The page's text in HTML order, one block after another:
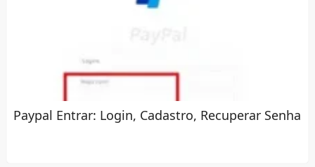
Paypal Entrar: Login, Cadastro, Recuperar Senha